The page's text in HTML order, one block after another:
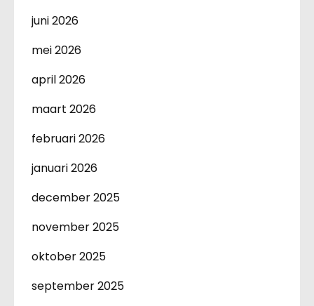
juni 2026
mei 2026
april 2026
maart 2026
februari 2026
januari 2026
december 2025
november 2025
oktober 2025
september 2025